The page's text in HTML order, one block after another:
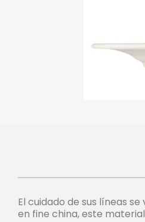
El cuidado de sus líneas
en fine china, este